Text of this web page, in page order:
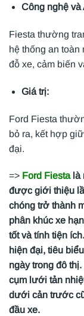
Công nghệ và
Fiesta thường
hệ thống an toàn
đỗ xe, cảm biến
Giá trị:
Ford Fiesta
bỏ ra, kết hợp
đại.
=> Ford Fiesta là
được giới thiệu
chóng trở thành
phân khúc xe
tốt và tính tiện
hiện đại, tiêu
ngày trong đô
cụm lưới tản
dưới cản trước
đầu xe.